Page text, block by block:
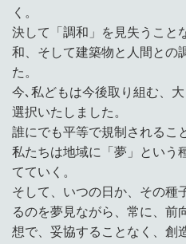
く。
決して「調和」を見失うこと
和、そして建築物と人間との
た。
今､私どもは今後取り組む、
選択いたしました。
誰にでも平等で規制されるこ
私たちは地域に「夢」という
てていく。
そして、いつの日か、その種
るのを夢見ながら、常に、前
想で、妥協することなく、創